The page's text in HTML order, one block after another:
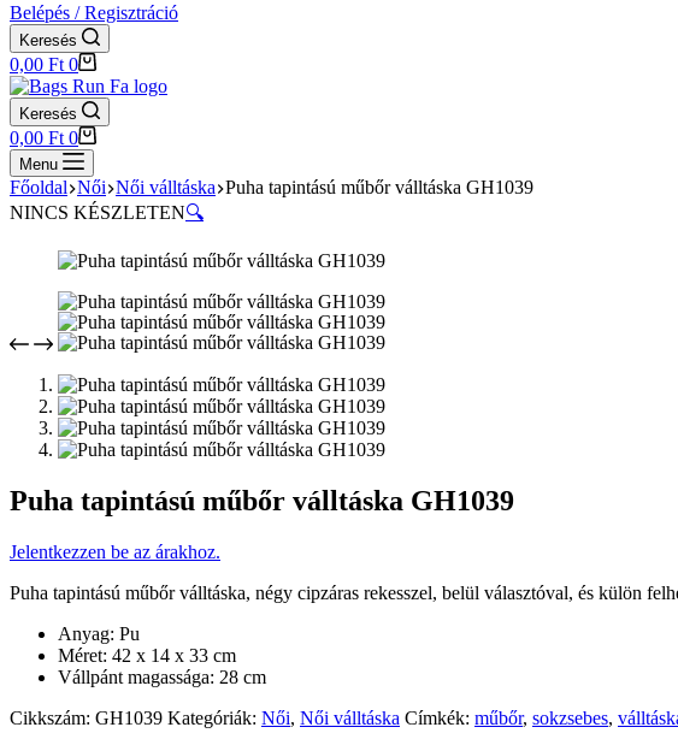
Belépés / Regisztráció
Keresés
Shopping
cart
0,00 Ft 0
Keresés
Shopping
cart
0,00 Ft 0
Menu
Főoldal Női Női válltáska Puha tapintású műbőr válltáska GH1039
NINCS KÉSZLETEN🔍
Puha tapintású műbőr válltáska GH1039
Jelentkezzen be az árakhoz.
Puha tapintású műbőr válltáska, négy cipzáras rekesszel, belül választóval, és külön
Anyag: Pu
Méret: 42 x 14 x 33 cm
Vállpánt magassága: 28 cm
Cikkszám: GH1039 Kategóriák: Női, Női válltáska Címkék: műbőr, sokzsebes,